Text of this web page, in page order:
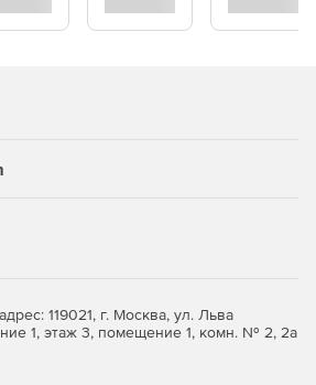
базе математических формул.
геометрии – начальная точка
позволяющие редактировать
инструментов являются
проектами.
119021, г. Москва, ул. Льва
1, этаж 3, помещение 1, комн. № 2, 2а